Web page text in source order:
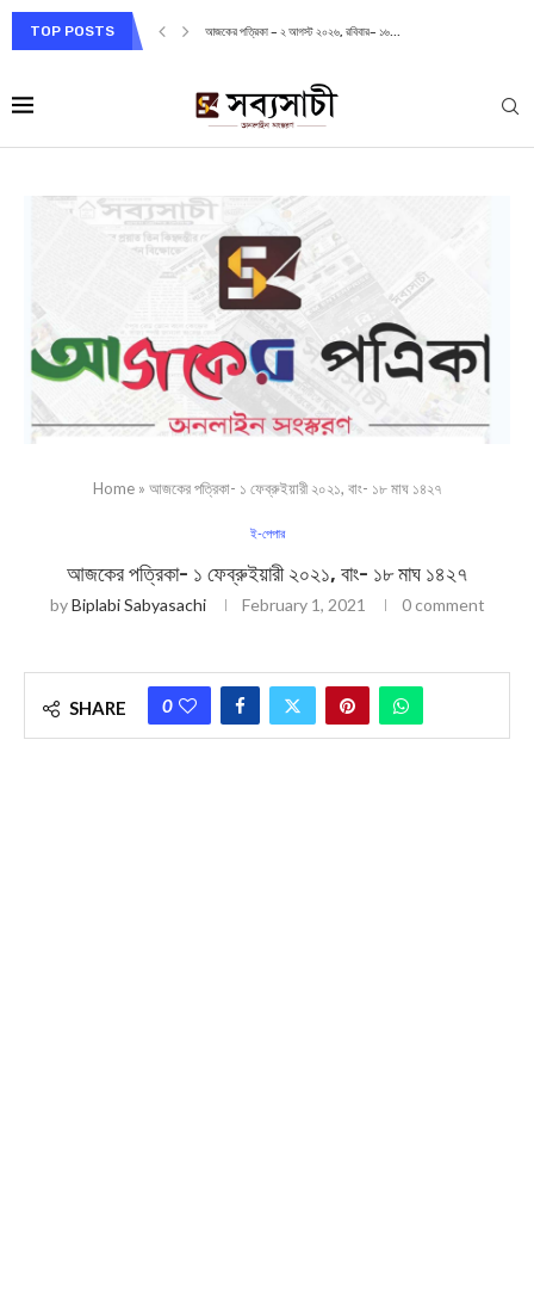
TOP POSTS আজকের পত্রিকা – ২ আগস্ট ২০২৬, রবিবার– ১৬...
Home» আজকের পত্রিকা- ১ ফেব্রুইয়ারী ২০২১, বাং- ১৮ মাঘ ১৪২৭
ই-পেপার
আজকের পত্রিকা- ১ ফেব্রুইয়ারী ২০২১, বাং- ১৮ মাঘ ১৪২৭
byBiplabi Sabyasachi February 1, 2021 0 comment
SHARE 0